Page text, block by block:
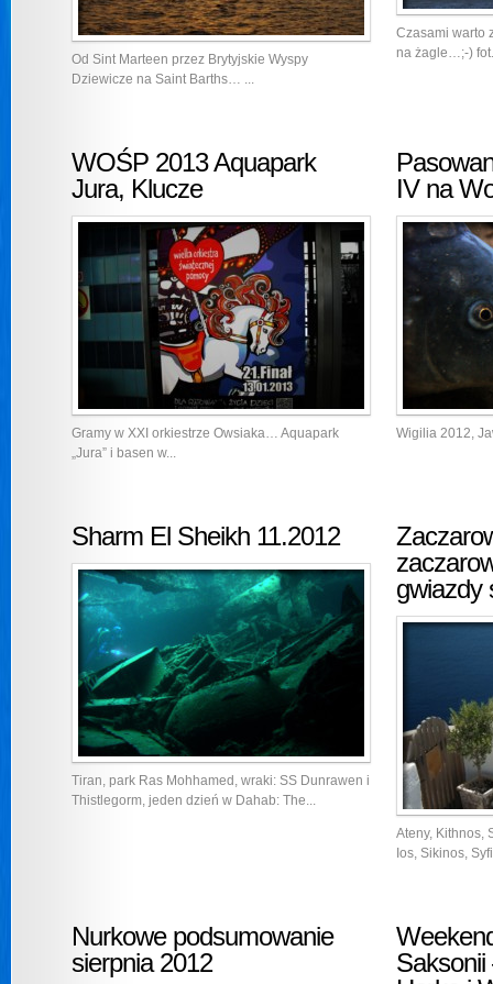
Od Sint Marteen przez Brytyjskie Wyspy
Dziewicze na Saint Barths… ...
Czasami warto
na żagle…;-)
WOŚP 2013 Aquapark
Jura, Klucze
Gramy w XXI orkiestrze Owsiaka… Aquapark
„Jura” i basen w...
IV na
Wigilia 2012,
Sharm El Sheikh 11.2012
Tiran, park Ras Mohhamed, wraki: SS Dunrawen i
Thistlegorm, jeden dzień w Dahab: The...
Ateny, Kithnos,
Ios, Sikinos,
Nurkowe podsumowanie
sierpnia 2012
Saksonii